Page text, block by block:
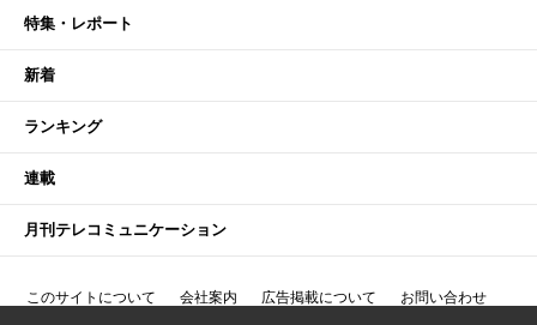
特集・レポート
新着
ランキング
連載
月刊テレコミュニケーション
このサイトについて 会社案内 広告掲載について お問い合わせ